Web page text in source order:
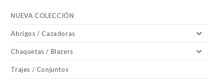
NUEVA COLECCIÓN
Abrigos / Cazadoras
Chaquetas / Blazers
Trajes / Conjuntos